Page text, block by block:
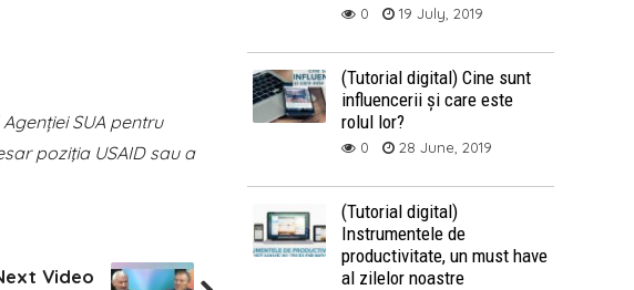
SUA pentru
poziţia USAID sau a
Video
0 19 July, 2019
(Tutorial digital) Cine sunt
influencerii și care este
rolul lor?
0 28 June, 2019
(Tutorial digital)
Instrumentele de
productivitate, un must have
al zilelor noastre